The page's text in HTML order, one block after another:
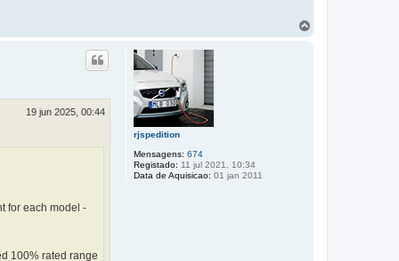
rjspedition
Mensagens: 674
Registado: 11 jul 2021, 10:34
Data de Aquisicao: 01 jan 2011
19 jun 2025, 00:44
for each model -
100% rated range